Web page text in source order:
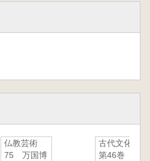
仏教芸術
75 万国博
古代文化
第46巻 第